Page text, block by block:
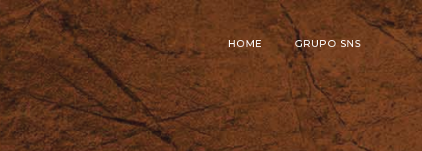
HOME GRUPO SNS